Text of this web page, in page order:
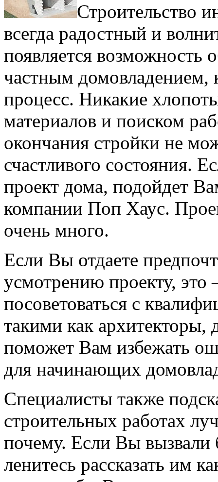
Строительство
всегда радостный и
появляется возможность
частным домовладением,
процесс. Никакие
материалов и поиском
окончания стройки не
счастливого состояния.
проект дома, подойдет
компании Поп Хаус.
очень много.
Если Вы отдаете
усмотрению проекту, это
посоветоваться с
такими как архитекторы,
поможет Вам избежать
для начинающих
Специалисты также
строительных работах
почему. Если Вы вызвали
ленитесь рассказать им